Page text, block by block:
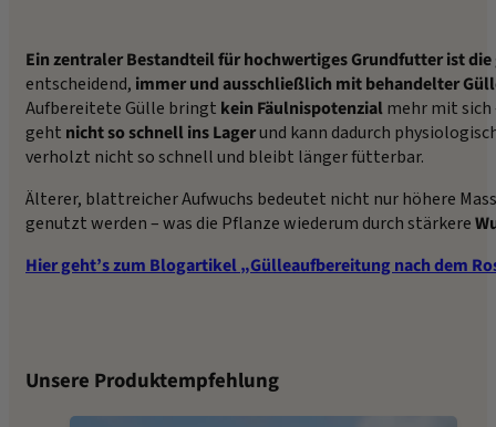
Ein zentraler Bestandteil für hochwertiges Grundfutter ist
entscheidend, immer und ausschließlich mit behandelter
Aufbereitete Gülle bringt kein Fäulnispotenzialmehr mit sich
geht nicht so schnell ins Lagerund kann dadurch
verholzt nicht so schnell und bleibt länger fütterbar.
Älterer, blattreicher Aufwuchs bedeutet nicht nur höhere
genutzt werden – was die Pflanze wiederum durch stärkere
Hier geht’s zum Blogartikel „Gülleaufbereitung nach dem
Unsere Produktempfehlung